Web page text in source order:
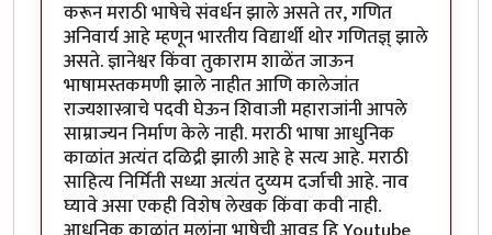
करून मराठी भाषेचे संवर्धन झाले असते तर, गणित
अनिवार्य आहे म्हणून भारतीय विद्यार्थी थोर गणितज्ञ् झाले
असते. ज्ञानेश्वर किंवा तुकाराम शाळेंत जाऊन
भाषामस्तकमणी झाले नाहीत आणि कालेजांत
राज्यशास्त्राचे पदवी घेऊन शिवाजी महाराजांनी आपले
साम्राज्यन निर्माण केले नाही. मराठी भाषा आधुनिक
काळांत अत्यंत दळिद्री झाली आहे हे सत्य आहे. मराठी
साहित्य निर्मिती सध्या अत्यंत दुय्यम दर्जाची आहे. नाव
घ्यावे असा एकही विशेष लेखक किंवा कवी नाही.